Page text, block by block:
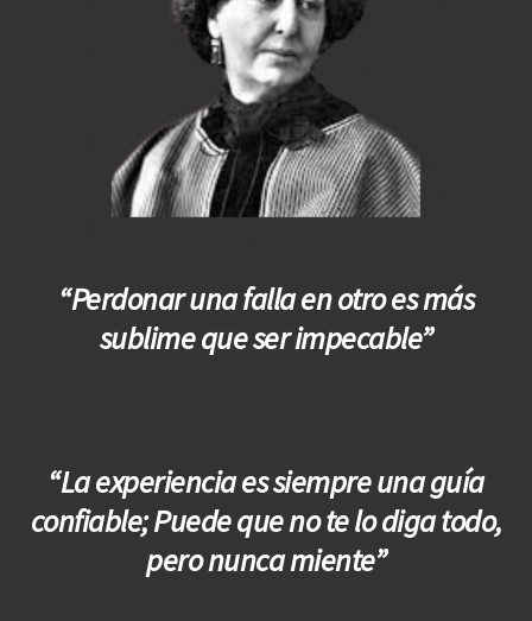
“Perdonar una falla en otro es más
sublime que ser impecable”
“La experiencia es siempre una guía
confiable; Puede que no te lo diga todo,
pero nunca miente”